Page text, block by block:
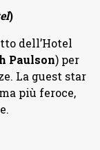
)
dell’Hotel
Paulson) per
La guest star
più feroce,